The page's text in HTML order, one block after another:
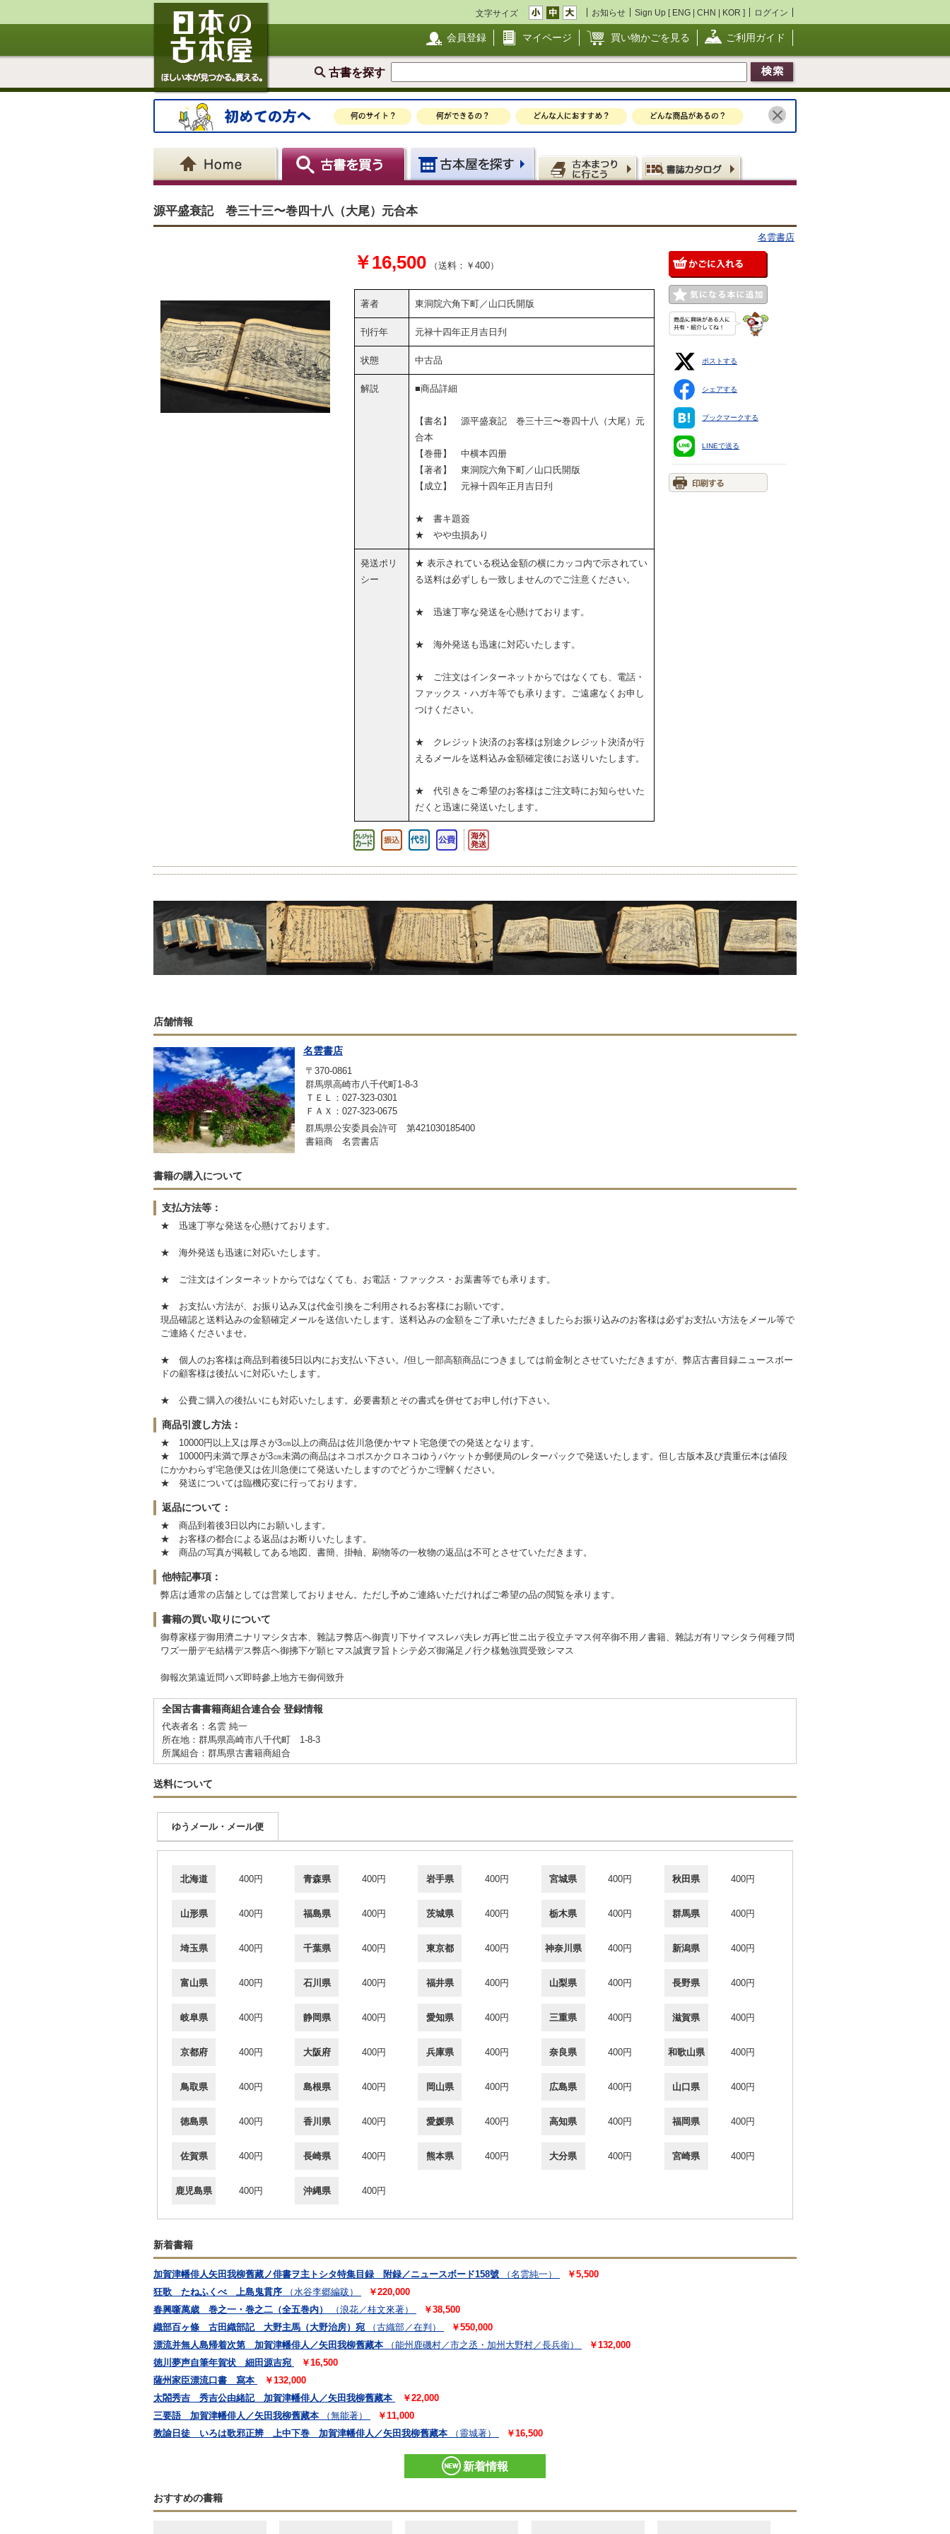
文字サイズ お知らせ Sign Up [ ENG | CHN | KOR ] ログイン
会員登録 マイページ 買い物かごを見る ご利用ガイド
古書を探す
源平盛衰記 巻三十三〜巻四十八（大尾）元合本
名雲書店
￥16,500 （送料：￥400）
著者 東洞院六角下町／山口氏開版
刊行年 元禄十四年正月吉日刋
状態 中古品
解説 ■商品詳細
【書名】 源平盛衰記 巻三十三〜巻四十八（大尾）元
合本
【巻冊】 中横本四册
【著者】 東洞院六角下町／山口氏開版
【成立】 元禄十四年正月吉日刋
★ 書キ題簽
★ やや虫損あり
発送ポリ
シー
★ 表示されている税込金額の横にカッコ内で示されてい
る送料は必ずしも一致しませんのでご注意ください。
★ 迅速丁寧な発送を心懸けております。
★ 海外発送も迅速に対応いたします。
★ ご注文はインターネットからではなくても、電話・
ファックス・ハガキ等でも承ります。ご遠慮なくお申し
つけください。
★ クレジット決済のお客様は別途クレジット決済が行
えるメールを送料込み金額確定後にお送りいたします。
★ 代引きをご希望のお客様はご注文時にお知らせいた
だくと迅速に発送いたします。
ポストする
シェアする
ブックマークする
LINEで送る
店舗情報
名雲書店
〒370-0861
群馬県高崎市八千代町1-8-3
ＴＥＬ：027-323-0301
ＦＡＸ：027-323-0675
群馬県公安委員会許可 第421030185400
書籍商 名雲書店
書籍の購入について
支払方法等：
★ 迅速丁寧な発送を心懸けております。
★ 海外発送も迅速に対応いたします。
★ ご注文はインターネットからではなくても、お電話・ファックス・お葉書等でも承ります。
★ お支払い方法が、お振り込み又は代金引換をご利用されるお客様にお願いです。
現品確認と送料込みの金額確定メールを送信いたします。送料込みの金額をご了承いただきましたらお振り込みのお客様は必ずお支払い方法をメール等で
ご連絡くださいませ。
★ 個人のお客様は商品到着後5日以内にお支払い下さい。/但し一部高額商品につきましては前金制とさせていただきますが、弊店古書目録ニュースボー
ドの顧客様は後払いに対応いたします。
★ 公費ご購入の後払いにも対応いたします。必要書類とその書式を併せてお申し付け下さい。
商品引渡し方法：
★ 10000円以上又は厚さが3㎝以上の商品は佐川急便かヤマト宅急便での発送となります。
★ 10000円未満で厚さが3㎝未満の商品はネコポスかクロネコゆうパケットか郵便局のレターパックで発送いたします。但し古版本及び貴重伝本は値段
にかかわらず宅急便又は佐川急便にて発送いたしますのでどうかご理解ください。
★ 発送については臨機応変に行っております。
返品について：
★ 商品到着後3日以内にお願いします。
★ お客様の都合による返品はお断りいたします。
★ 商品の写真が掲載してある地図、書簡、掛軸、刷物等の一枚物の返品は不可とさせていただきます。
他特記事項：
弊店は通常の店舗としては営業しておりません。ただし予めご連絡いただければご希望の品の閲覧を承ります。
書籍の買い取りについて
御尊家樣デ御用濟ニナリマシタ古本、雜誌ヲ弊店ヘ御賣リ下サイマスレバ夫レガ再ビ世ニ出テ役立チマス何卒御不用ノ書籍、雜誌ガ有リマシタラ何種ヲ問
ワズ一册デモ結構デス弊店ヘ御拂下ゲ願ヒマス誠實ヲ旨トシテ必ズ御滿足ノ行ク樣勉強買受致シマス
御報次第遠近問ハズ即時參上地方モ御伺致升
全国古書書籍商組合連合会 登録情報
代表者名：名雲 純一
所在地：群馬県高崎市八千代町 1-8-3
所属組合：群馬県古書籍商組合
送料について
ゆうメール・メール便
北海道 400円 青森県 400円 岩手県 400円 宮城県 400円 秋田県 400円
山形県 400円 福島県 400円 茨城県 400円 栃木県 400円 群馬県 400円
埼玉県 400円 千葉県 400円 東京都 400円 神奈川県 400円 新潟県 400円
富山県 400円 石川県 400円 福井県 400円 山梨県 400円 長野県 400円
岐阜県 400円 静岡県 400円 愛知県 400円 三重県 400円 滋賀県 400円
京都府 400円 大阪府 400円 兵庫県 400円 奈良県 400円 和歌山県 400円
鳥取県 400円 島根県 400円 岡山県 400円 広島県 400円 山口県 400円
徳島県 400円 香川県 400円 愛媛県 400円 高知県 400円 福岡県 400円
佐賀県 400円 長崎県 400円 熊本県 400円 大分県 400円 宮崎県 400円
鹿児島県 400円 沖縄県 400円
新着書籍
加賀津幡俳人矢田我柳舊藏ノ俳書ヲ主トシタ特集目録 附録／ニュースボード158號 （名雲純一）
￥5,500
狂歌 たねふくべ 上島鬼貫序
（水谷李郷編跋）
￥220,000
春興噺萬歳 巻之一・巻之二（全五巻内）
（浪花／桂文來著）
￥38,500
織部百ヶ條 古田織部記 大野主馬（大野治房）宛
（古織部／在判）
￥550,000
漂流并無人島帰着次第 加賀津幡俳人／矢田我柳舊藏本
（能州鹿磯村／市之丞・加州大野村／長兵衛）
￥132,000
徳川夢声自筆年賀状 細田源吉宛
￥16,500
薩州家臣漂流口書 寫本
￥132,000
太閤秀吉 秀吉公由緒記 加賀津幡俳人／矢田我柳舊藏本
￥22,000
三要語 加賀津幡俳人／矢田我柳舊藏本
（無能著）
￥11,000
教諭日徒 いろは歌邪正辨 上中下巻 加賀津幡俳人／矢田我柳舊藏本
（靈城著） ￥16,500
新着情報
おすすめの書籍